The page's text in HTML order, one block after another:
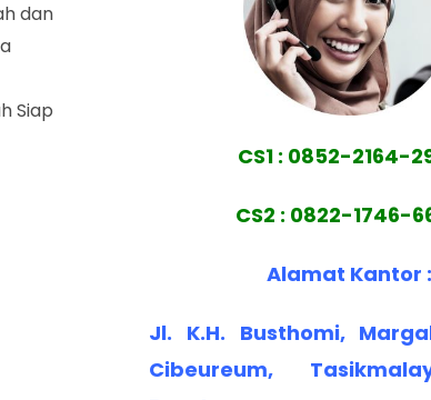
dan
Siap
CS1 : 0852-2164-
CS2 : 0822-1746-
Alamat Kantor :
Jl. K.H. Busthomi,
Cibeureum,